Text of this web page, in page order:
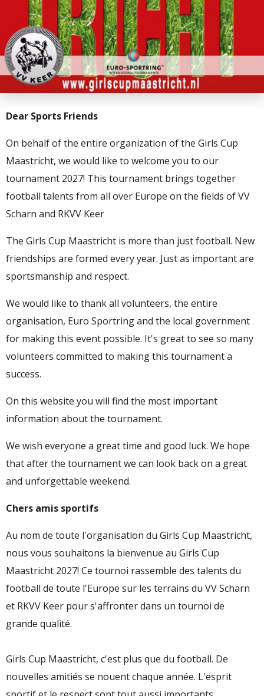
Dear Sports Friends
On behalf of the entire organization of the Girls Cup
Maastricht, we would like to welcome you to our
tournament 2027! This tournament brings together
football talents from all over Europe on the fields of VV
Scharn and RKVV Keer
The Girls Cup Maastricht is more than just football. New
friendships are formed every year. Just as important are
sportsmanship and respect.
We would like to thank all volunteers, the entire
organisation, Euro Sportring and the local government
for making this event possible. It's great to see so many
volunteers committed to making this tournament a
success.
On this website you will find the most important
information about the tournament.
We wish everyone a great time and good luck. We hope
that after the tournament we can look back on a great
and unforgettable weekend.
Chers amis sportifs
Au nom de toute l'organisation du Girls Cup Maastricht,
nous vous souhaitons la bienvenue au Girls Cup
Maastricht 2027! Ce tournoi rassemble des talents du
football de toute l'Europe sur les terrains du VV Scharn
et RKVV Keer pour s'affronter dans un tournoi de
grande qualité.
Girls Cup Maastricht, c'est plus que du football. De
nouvelles amitiés se nouent chaque année. L'esprit